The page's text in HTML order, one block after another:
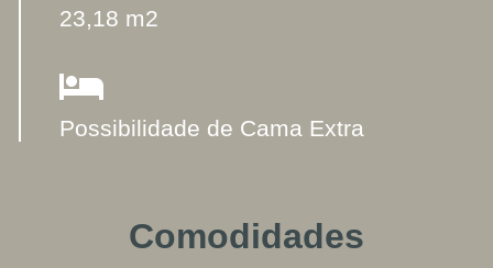
23,18 m2
Possibilidade de Cama Extra
Comodidades